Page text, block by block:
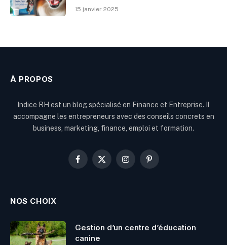
15 janvier 2025
À PROPOS
Indice RH est un blog spécialisé en Finance et Entreprise. Il
accompagne les entrepreneurs avec des conseils concrets en
business, marketing, finance, emploi et formation.
Facebook
X
InstagramPinterest
NOS CHOIX
Gestion d’un centre d’éducation
canine